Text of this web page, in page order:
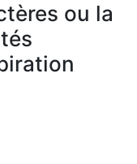
ou la